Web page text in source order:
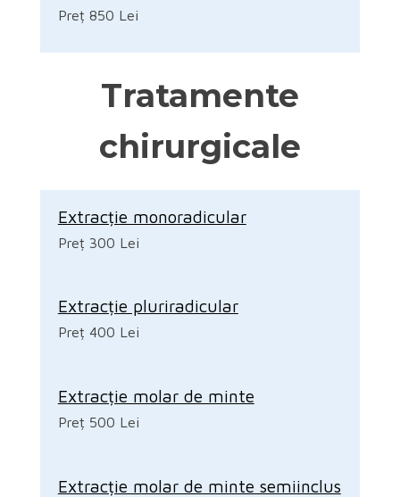
Preț 850 Lei
Tratamente
chirurgicale
Extracție monoradicular
Preț 300 Lei
Extracție pluriradicular
Preț 400 Lei
Extracție molar de minte
Preț 500 Lei
Extracție molar de minte semiinclus